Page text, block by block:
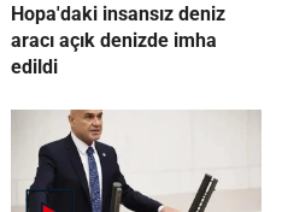
Hopa'daki insansız deniz
aracı açık denizde imha
edildi